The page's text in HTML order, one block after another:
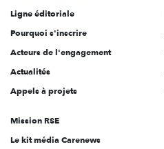
Ligne éditoriale
Pourquoi s'inscrire
Acteurs de l'engagement
Actualités
Appels à projets
Mission RSE
Le kit média Carenews